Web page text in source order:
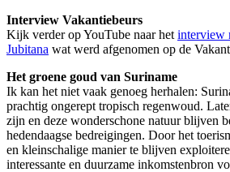
Interview Vakantiebeurs
Kijk verder op YouTube naar het interview
Jubitana wat werd afgenomen op de
Het groene goud van Suriname
Ik kan het niet vaak genoeg herhalen:
prachtig ongerept tropisch regenwoud.
zijn en deze wonderschone natuur blijven
hedendaagse bedreigingen. Door het
en kleinschalige manier te blijven
interessante en duurzame inkomstenbron